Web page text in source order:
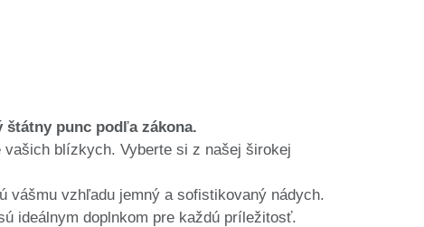
punc podľa zákona.
blízkych. Vyberte si z našej širokej
vášmu vzhľadu jemný a sofistikovaný nádych.
ideálnym doplnkom pre každú príležitosť.